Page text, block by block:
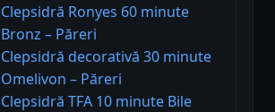
Clepsidră Ronyes 60 minute
Bronz – Păreri
Clepsidră decorativă 30 minute
Omelivon – Păreri
Clepsidră TFA 10 minute Bile